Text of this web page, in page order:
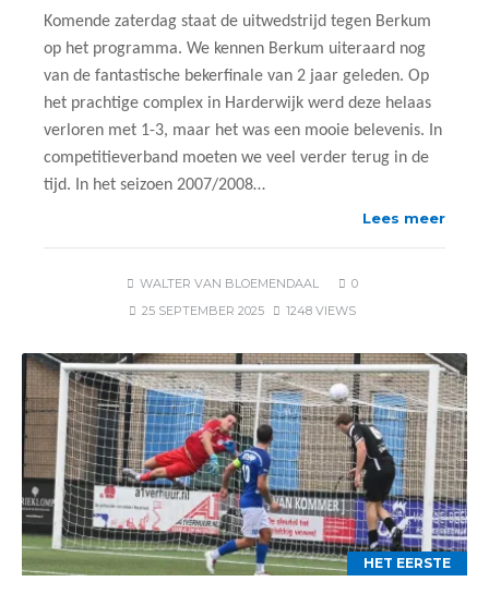
Komende zaterdag staat de uitwedstrijd tegen Berkum
op het programma. We kennen Berkum uiteraard nog
van de fantastische bekerfinale van 2 jaar geleden. Op
het prachtige complex in Harderwijk werd deze helaas
verloren met 1-3, maar het was een mooie belevenis. In
competitieverband moeten we veel verder terug in de
tijd. In het seizoen 2007/2008…
Lees meer
WALTER VAN BLOEMENDAAL
0
25 SEPTEMBER 2025
1248 VIEWS
HET EERSTE